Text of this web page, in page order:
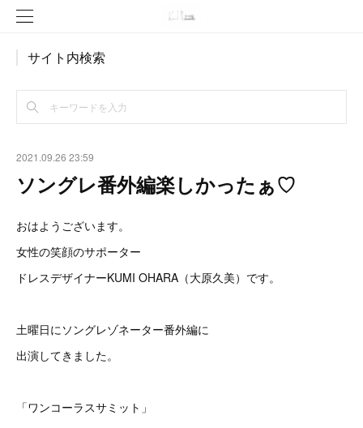
サイト内検索
2021.09.26 23:59
ソングレ番外編楽しかったぁ♡
おはようございます。
女性の笑顔のサポーター
ドレスデザイナーKUMI OHARA（大原久美）です。
土曜日にソングレゾネーター番外編に
出演してきました。
「ワンコーラスサミット」